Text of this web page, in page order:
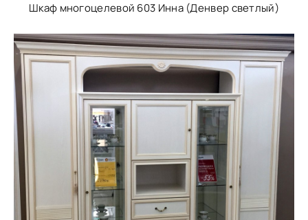
Шкаф многоцелевой 603 Инна (Денвер светлый)